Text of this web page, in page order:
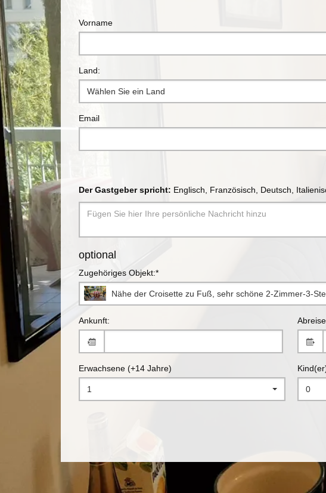
Vorname
Land:
Wählen Sie ein Land
Email
Der Gastgeber spricht: Englisch, Französisch, Deutsch,
optional
Zugehöriges Objekt:*
Nähe der Croisette zu Fuß, sehr schöne 2-Zimmer-3-
Ankunft:
Erwachsene (+14 Jahre)
1 0